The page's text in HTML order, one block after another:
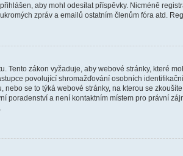
aby mohl odesílat příspěvky. Nicméně
zpráv a emailů ostatním členům fóra atd.
Tento zákon vyžaduje, aby webové stránky, které
povolující shromažďování osobních
se to týká webové stránky, na kterou se
a není kontaktním místem pro právní